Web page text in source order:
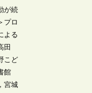
が続
プロ
よる
田
こど
館
宮城